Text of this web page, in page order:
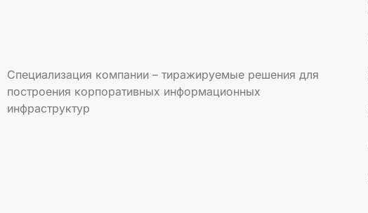
Специализация компании – тиражируемые решения для
построения корпоративных информационных
инфраструктур